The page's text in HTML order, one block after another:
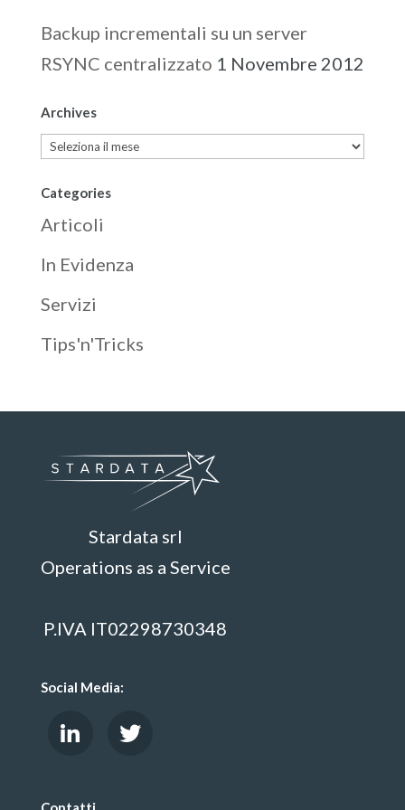
Backup incrementali su un server
RSYNC centralizzato 1 Novembre 2012
Archives
Archives
Categories
Articoli
In Evidenza
Servizi
Tips'n'Tricks
Stardata srl
Operations as a Service
P.IVA IT02298730348
Social Media: